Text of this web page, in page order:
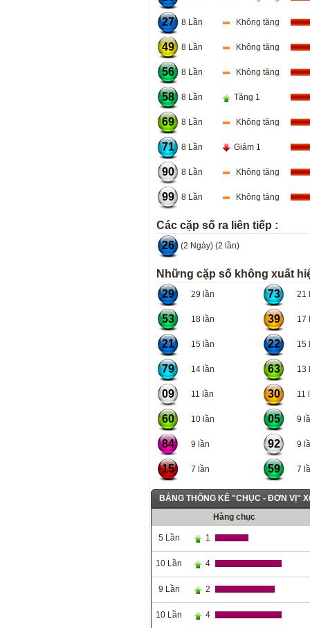
27 8 Lần Không tăng
49 8 Lần Không tăng
56 8 Lần Không tăng
58 8 Lần Tăng 1
69 8 Lần Không tăng
71 8 Lần Giảm 1
90 8 Lần Không tăng
99 8 Lần Không tăng
Các cặp số ra liên tiếp :
26
(2 Ngày) (2 lần)
Những cặp số không xuất
29
29 lần 73 21
53 18 lần 39 17
21 15 lần 22 15
79 14 lần 63 13
09 11 lần 30 11
60 10 lần 05 9
84 9 lần 92 9
15 7 lần 59 7
BẢNG THỐNG KÊ "CHỤC - ĐƠN VỊ"
Hàng chục
5 Lần 1
10 Lần 4
9 Lần 2
10 Lần 4